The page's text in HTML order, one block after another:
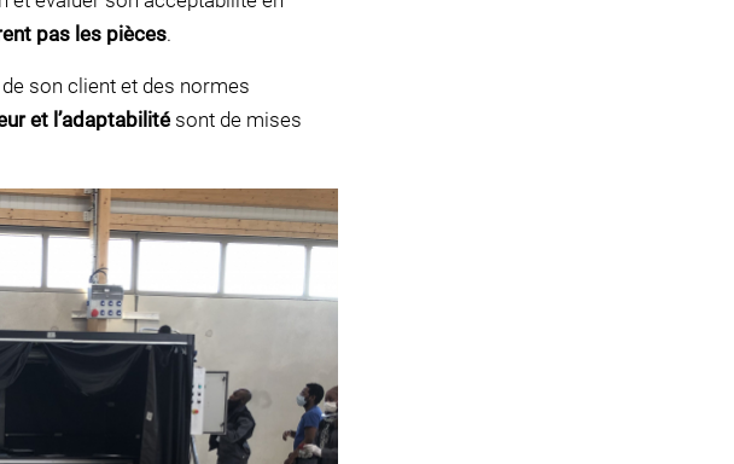
pas les pièces.
son client et des normes
et l’adaptabilité sont de mises